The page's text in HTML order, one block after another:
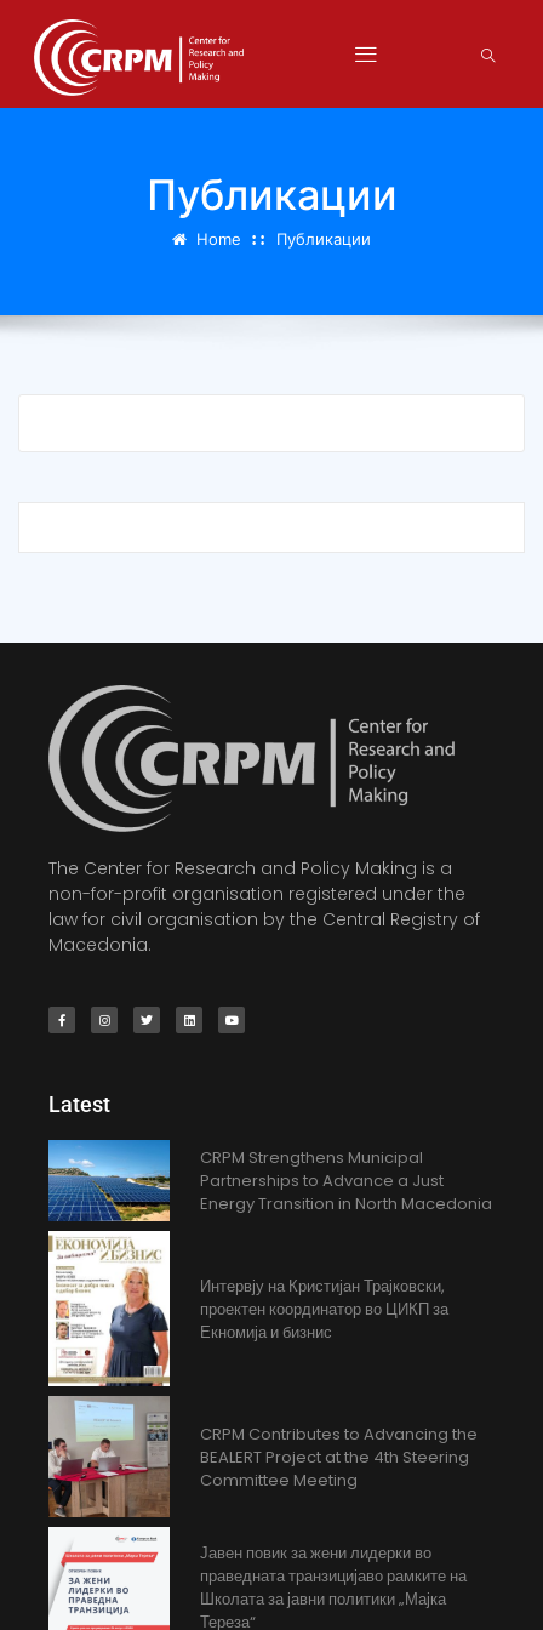
Публикации
Home Публикации
The Center for Research and Policy Making is a
non-for-profit organisation registered under the
law for civil organisation by the Central Registry of
Macedonia.
Latest
CRPM Strengthens Municipal
Partnerships to Advance a Just
Energy Transition in North Macedonia
Интервју на Кристијан Трајковски,
проектен координатор во ЦИКП за
Екномија и бизнис
CRPM Contributes to Advancing the
BEALERT Project at the 4th Steering
Committee Meeting
Јавен повик за жени лидерки во
праведната транзицијаво рамките на
Школата за јавни политики „Мајка
Тереза“